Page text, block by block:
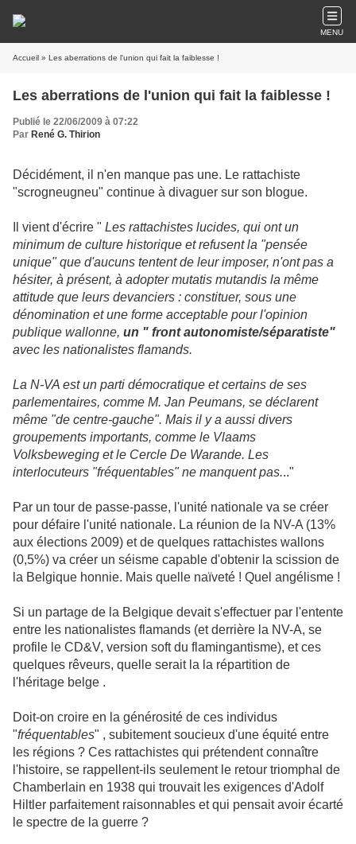
MENU
Accueil » Les aberrations de l'union qui fait la faiblesse !
Les aberrations de l'union qui fait la faiblesse !
Publié le 22/06/2009 à 07:22
Par René G. Thirion
Décidément, il n'en manque pas une. Le rattachiste
"scrogneugneu" continue à divaguer sur son blogue.
Il vient d'écrire " Les rattachistes lucides, qui ont un
minimum de culture historique et refusent la "pensée
unique" que d'aucuns tentent de leur imposer, n'ont pas a
hésiter, à présent, à adopter mutatis mutandis la même
attitude que leurs devanciers : constituer, sous une
dénomination et une forme acceptable pour l'opinion
publique wallonne, un " front autonomiste/séparatiste"
avec les nationalistes flamands.
La N-VA est un parti démocratique et certains de ses
parlementaires, comme M. Jan Peumans, se déclarent
même "de centre-gauche". Mais il y a aussi divers
groupements importants, comme le Vlaams
Volksbeweging et le Cercle De Warande. Les
interlocuteurs "fréquentables" ne manquent pas..."
Par un tour de passe-passe, l'unité nationale va se créer
pour défaire l'unité nationale. La réunion de la NV-A (13%
aux élections 2009) et de quelques rattachistes wallons
(0,5%) va créer un séisme capable d'obtenir la scission de
la Belgique honnie. Mais quelle naïveté ! Quel angélisme !
Si un partage de la Belgique devait s'effectuer par l'entente
entre les nationalistes flamands (et derrière la NV-A, se
profile le CD&V, version soft du flamingantisme), et ces
quelques rêveurs, quelle serait la la répartition de
l'héritage belge .
Doit-on croire en la générosité de ces individus
"fréquentables" , subitement soucieux d'une équité entre
les régions ? Ces rattachistes qui prétendent connaître
l'histoire, se rappellent-ils seulement le retour triomphal de
Chamberlain en 1938 qui trouvait les exigences d'Adolf
Hiltler parfaitement raisonnables et qui pensait avoir écarté
le spectre de la guerre ?